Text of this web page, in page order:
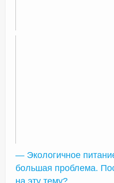
— Экологичное
большая проблема.